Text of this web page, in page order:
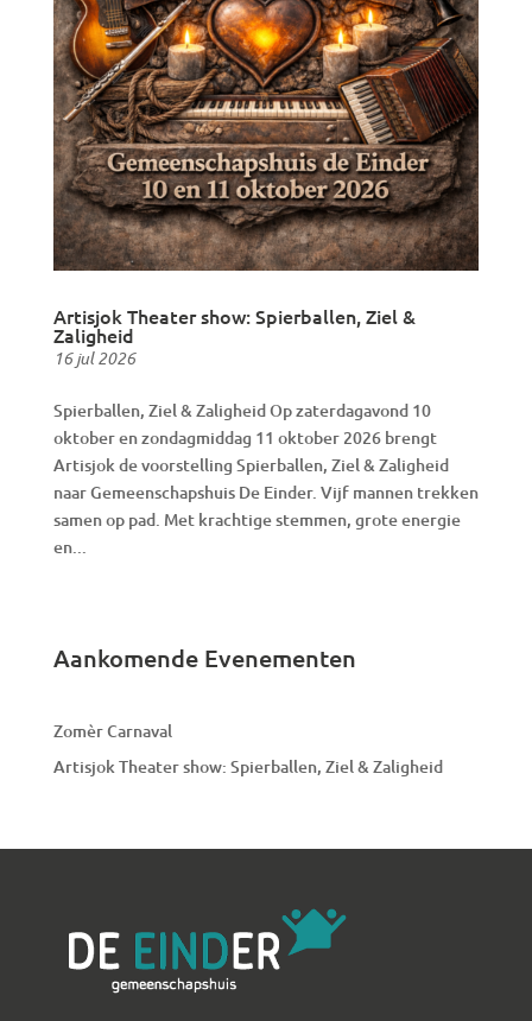
Artisjok Theater show: Spierballen, Ziel &
Zaligheid
16 jul 2026
Spierballen, Ziel & Zaligheid Op zaterdagavond 10
oktober en zondagmiddag 11 oktober 2026 brengt
Artisjok de voorstelling Spierballen, Ziel & Zaligheid
naar Gemeenschapshuis De Einder. Vijf mannen trekken
samen op pad. Met krachtige stemmen, grote energie
en...
Aankomende Evenementen
Zomèr Carnaval
Artisjok Theater show: Spierballen, Ziel & Zaligheid